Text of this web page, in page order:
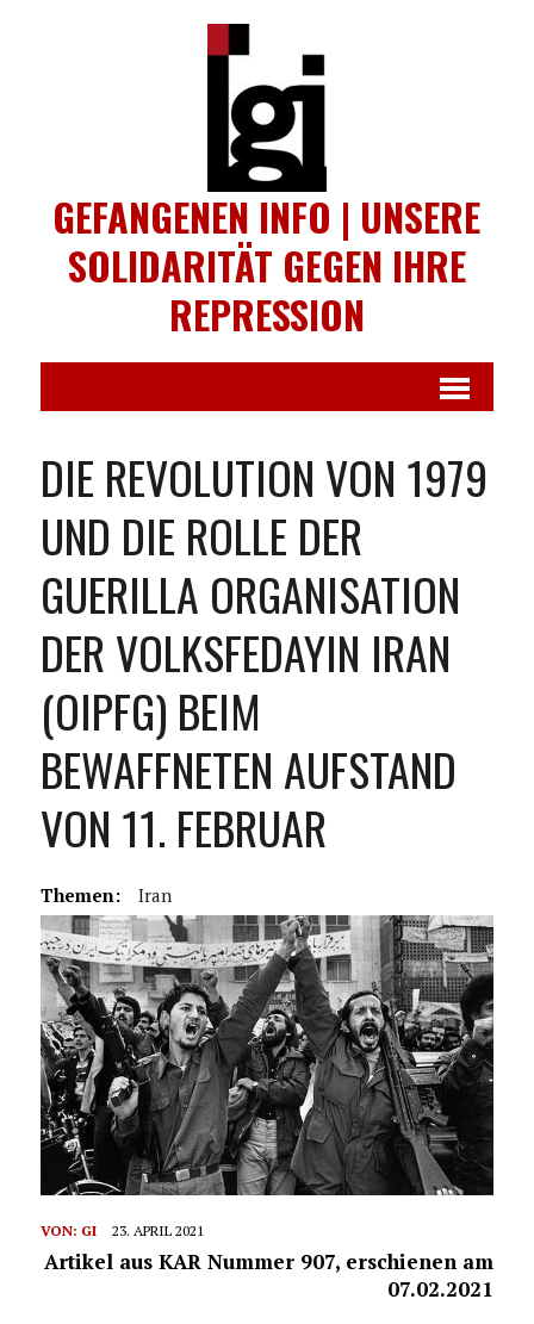
GEFANGENEN INFO | UNSERE
SOLIDARITÄT GEGEN IHRE
REPRESSION
DIE REVOLUTION VON 1979
UND DIE ROLLE DER
GUERILLA ORGANISATION
DER VOLKSFEDAYIN IRAN
(OIPFG) BEIM
BEWAFFNETEN AUFSTAND
VON 11. FEBRUAR
Themen: Iran
VON: GI 23. APRIL 2021
Artikel aus KAR Nummer 907, erschienen am
07.02.2021